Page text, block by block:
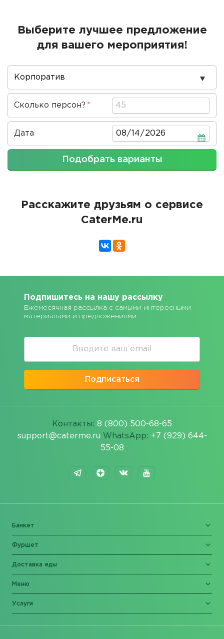
Выберите лучшее предложение
для вашего мероприятия!
Повод
проведения
Сколько персон?
Дата Дата
Подобрать варианты
Расскажите друзьям о сервисе
CaterMe.ru
Подпишитесь на нашу рассылку
Ежемесячная рассылка с самыми интересными
материалами и предложениями
Подписаться
Контакты: 8 (800) 500-68-65
support@caterme.ru WhatsApp: +7 (929) 644-
55-08
Банкет
Фуршет
Доставка еды
Меню
Услуги